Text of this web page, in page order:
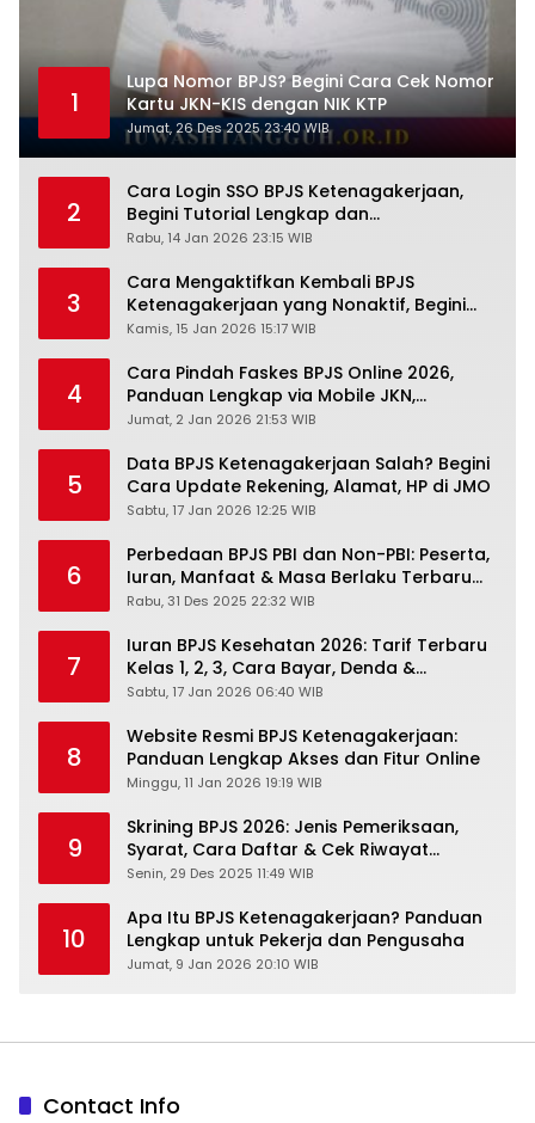
1
Lupa Nomor BPJS? Begini Cara Cek Nomor
Kartu JKN-KIS dengan NIK KTP
Jumat, 26 Des 2025 23:40 WIB
2
Cara Login SSO BPJS Ketenagakerjaan,
Begini Tutorial Lengkap dan
Pengertiannya
Rabu, 14 Jan 2026 23:15 WIB
3
Cara Mengaktifkan Kembali BPJS
Ketenagakerjaan yang Nonaktif, Begini
Panduan Lengkapnya
Kamis, 15 Jan 2026 15:17 WIB
4
Cara Pindah Faskes BPJS Online 2026,
Panduan Lengkap via Mobile JKN,
PANDAWA & Offiline Kantor Cabang
Jumat, 2 Jan 2026 21:53 WIB
5
Data BPJS Ketenagakerjaan Salah? Begini
Cara Update Rekening, Alamat, HP di JMO
Sabtu, 17 Jan 2026 12:25 WIB
6
Perbedaan BPJS PBI dan Non-PBI: Peserta,
Iuran, Manfaat & Masa Berlaku Terbaru
2026
Rabu, 31 Des 2025 22:32 WIB
7
Iuran BPJS Kesehatan 2026: Tarif Terbaru
Kelas 1, 2, 3, Cara Bayar, Denda &
Panduan Lengkap Peserta JKN-KIS
Sabtu, 17 Jan 2026 06:40 WIB
8
Website Resmi BPJS Ketenagakerjaan:
Panduan Lengkap Akses dan Fitur Online
Minggu, 11 Jan 2026 19:19 WIB
9
Skrining BPJS 2026: Jenis Pemeriksaan,
Syarat, Cara Daftar & Cek Riwayat
Kesehatan Gratis
Senin, 29 Des 2025 11:49 WIB
10
Apa Itu BPJS Ketenagakerjaan? Panduan
Lengkap untuk Pekerja dan Pengusaha
Jumat, 9 Jan 2026 20:10 WIB
Contact Info